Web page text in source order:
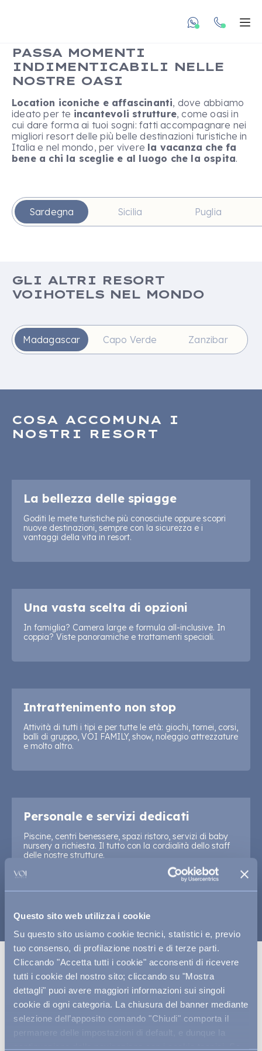
Questo sito web utilizza i cookie
Su questo sito usiamo cookie tecnici, statistici e, previo
tuo consenso, di profilazione nostri e di terze parti.
Cliccando "Accetta tutti i cookie" acconsenti di ricevere
tutti i cookie del nostro sito; cliccando su "Mostra
dettagli" puoi avere maggiori informazioni sui singoli
cookie di ogni categoria. La chiusura del banner mediante
selezione dell’apposito comando "Chiudi" comporta il
undefined
PASSA MOMENTI
INDIMENTICABILI NELLE
NOSTRE OASI
Location iconiche e affascinanti, dove abbiamo
ideato per te incantevoli strutture, come oasi in
cui dare forma ai tuoi sogni: fatti accompagnare nei
migliori resort delle più belle destinazioni turistiche in
Italia e nel mondo, per vivere la vacanza che fa
bene a chi la sceglie e al luogo che la ospita.
Sardegna Sicilia Puglia
GLI ALTRI RESORT
VOIHOTELS NEL MONDO
Madagascar Capo Verde Zanzibar
COSA ACCOMUNA I
NOSTRI RESORT
La bellezza delle spiagge
Goditi le mete turistiche più conosciute oppure scopri
nuove destinazioni, sempre con la sicurezza e i
vantaggi della vita in resort.
Una vasta scelta di opzioni
In famiglia? Camera large e formula all-inclusive. In
coppia? Viste panoramiche e trattamenti speciali.
Intrattenimento non stop
Attività di tutti i tipi e per tutte le età: giochi, tornei, corsi,
balli di gruppo, VOI FAMILY, show, noleggio attrezzature
e molto altro.
Personale e servizi dedicati
Piscine, centri benessere, spazi ristoro, servizi di baby
nursery a richiesta. Il tutto con la cordialità dello staff
delle nostre strutture.
HAI BISOGNO DI UN
CONSIGLIO PER